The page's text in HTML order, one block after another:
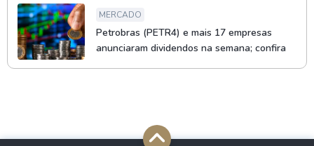
MERCADO
Petrobras (PETR4) e mais 17 empresas
anunciaram dividendos na semana; confira